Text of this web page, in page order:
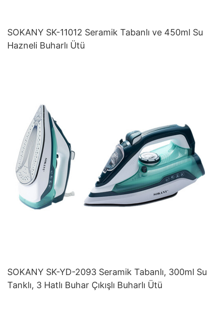
SOKANY SK-11012 Seramik Tabanlı ve 450ml Su
Hazneli Buharlı Ütü
SOKANY SK-YD-2093 Seramik Tabanlı, 300ml Su
Tanklı, 3 Hatlı Buhar Çıkışlı Buharlı Ütü